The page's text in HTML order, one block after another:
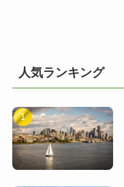
人気ランキング